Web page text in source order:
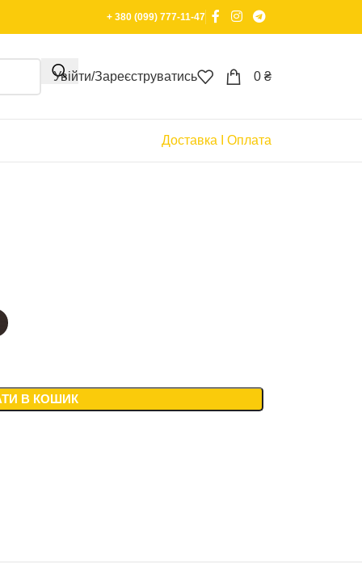
+ 380 (099) 777-11-47
Увійти/Зареєструватись 0 ₴
Доставка І Оплата
В КОШИК